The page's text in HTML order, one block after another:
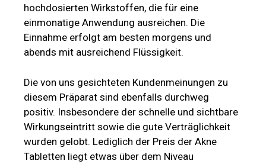
hochdosierten Wirkstoffen, die für eine
einmonatige Anwendung ausreichen. Die
Einnahme erfolgt am besten morgens und
abends mit ausreichend Flüssigkeit.
Die von uns gesichteten Kundenmeinungen zu
diesem Präparat sind ebenfalls durchweg
positiv. Insbesondere der schnelle und sichtbare
Wirkungseintritt sowie die gute Verträglichkeit
wurden gelobt. Lediglich der Preis der Akne
Tabletten liegt etwas über dem Niveau